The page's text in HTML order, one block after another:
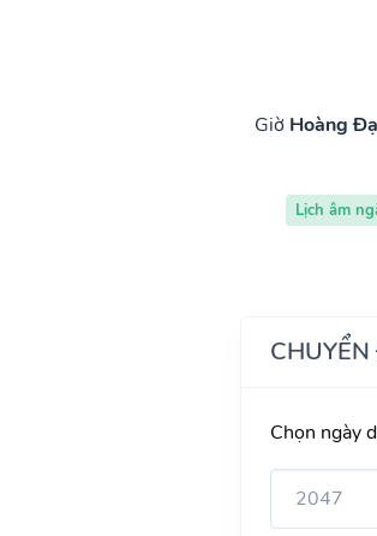
Giờ Hoàng
Lịch âm
Chọn ngày